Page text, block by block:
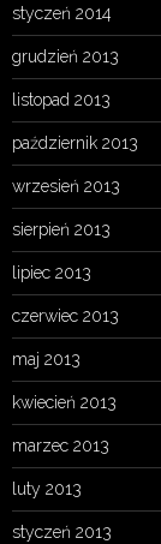
styczeń 2014
grudzień 2013
listopad 2013
październik 2013
wrzesień 2013
sierpień 2013
lipiec 2013
czerwiec 2013
maj 2013
kwiecień 2013
marzec 2013
luty 2013
styczeń 2013